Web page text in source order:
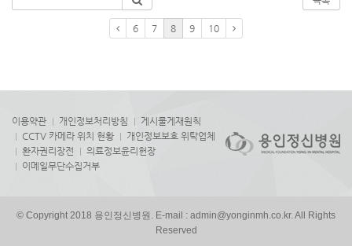
6 7 8 9 10
이용약관 개인정보처리방침
게시물게재원칙
CCTV 카메라 위치 현황
개인정보보호 위탁업체
환자권리장전
의료정보윤리헌장
이메일무단수집거부
© Copyright 2018 용인정신병원. E-mail : admin@yonginmh.co.kr. All Rights
Reserved